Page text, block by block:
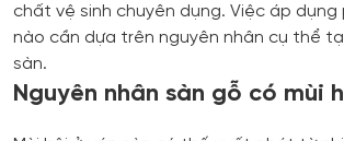
chất vệ sinh chuyên dụng. Việc áp dụng
nào cần dựa trên nguyên nhân cụ thể
sàn.
Nguyên nhân sàn gỗ có mùi